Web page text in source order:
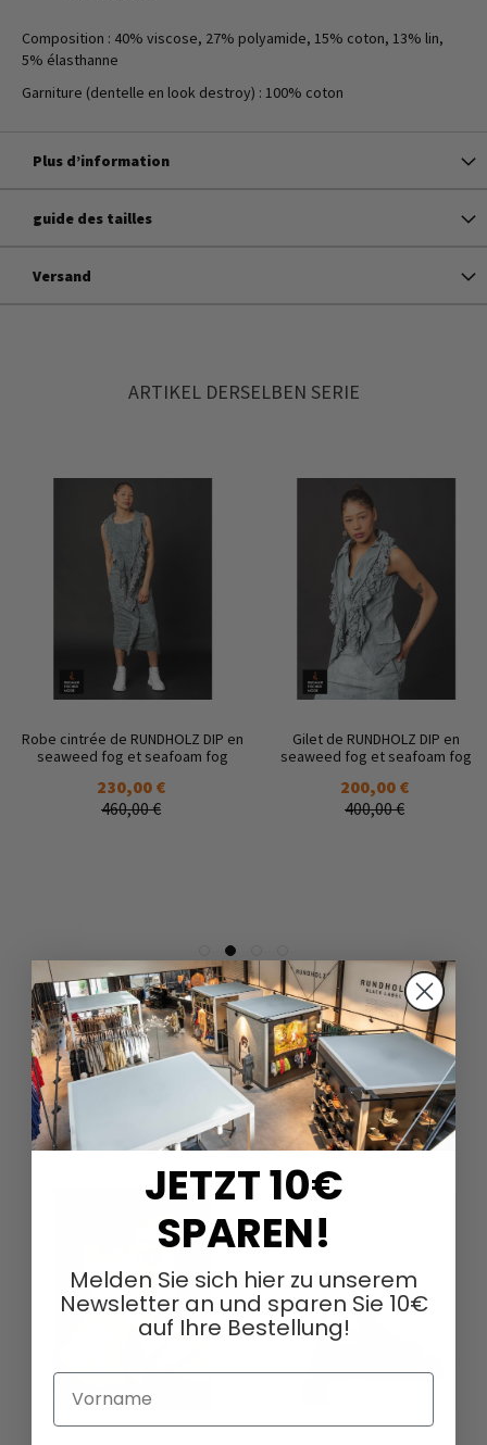
Composition : 40% viscose, 27% polyamide, 15% coton, 13% lin,
5% élasthanne
Garniture (dentelle en look destroy) : 100% coton
Plus d’information
guide des tailles
Versand
ARTIKEL DERSELBEN SERIE
Robe cintrée de RUNDHOLZ DIP en
seaweed fog et seafoam fog
230,00 €
460,00 €
Gilet de RUNDHOLZ DIP en
seaweed fog et seafoam fog
200,00 €
400,00 €
DAZU PASSEND
JETZT 10€
SPAREN!
Melden Sie sich hier zu unserem
Newsletter an und sparen Sie 10€
auf Ihre Bestellung!
Vorname